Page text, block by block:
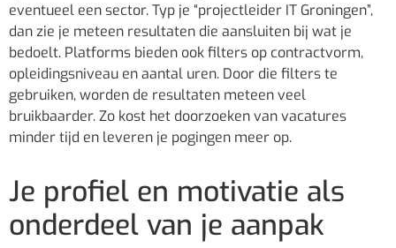
eventueel een sector. Typ je “projectleider IT Groningen”,
dan zie je meteen resultaten die aansluiten bij wat je
bedoelt. Platforms bieden ook filters op contractvorm,
opleidingsniveau en aantal uren. Door die filters te
gebruiken, worden de resultaten meteen veel
bruikbaarder. Zo kost het doorzoeken van vacatures
minder tijd en leveren je pogingen meer op.
Je profiel en motivatie als
onderdeel van je aanpak